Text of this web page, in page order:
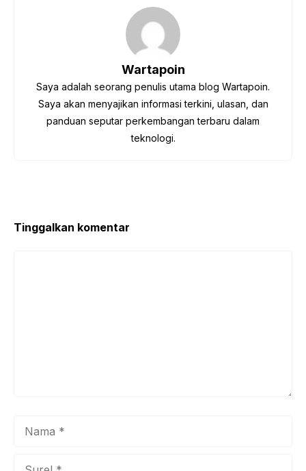
o
k
p
gr
a
m
bl
Wartapoin
Saya adalah seorang penulis utama blog Wartapoin.
Saya akan menyajikan informasi terkini, ulasan, dan
panduan seputar perkembangan terbaru dalam
teknologi.
Tinggalkan komentar